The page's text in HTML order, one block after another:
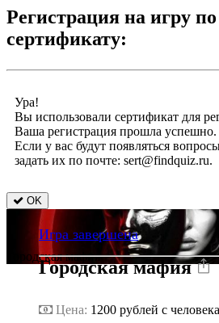
Регистрация на игру
сертификату:
Ура!
Вы использовали сертификат для
Ваша регистрация прошла успешно.
Если у вас будут появляться
задать их по почте: sert@findquiz.ru.
OK
Городская мафия
Игра завершена
Городская мафия
Цена: 1200 рублей с человека